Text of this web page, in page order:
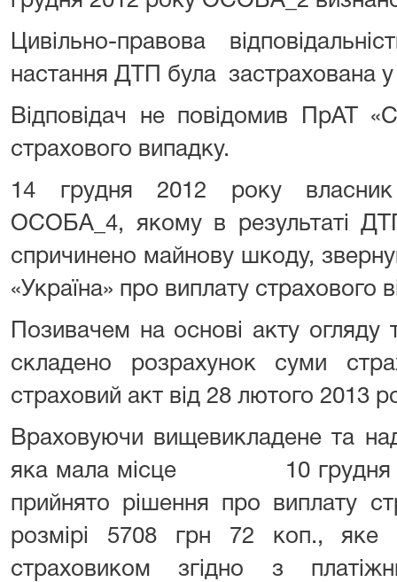
Цивільно-правова
настання ДТП була застрахована
Відповідач не повідомив ПрАТ
страхового випадку.
14 грудня 2012 року власник
ОСОБА_4, якому в результаті
спричинено майнову шкоду,
«Україна» про виплату страхового
Позивачем на основі акту огляду
складено розрахунок суми
страховий акт від 28 лютого 2013
Враховуючи вищевикладене та
яка мала місце 10 грудня
прийнято рішення про виплату
розмірі 5708 грн 72 коп.,
страховиком згідно з